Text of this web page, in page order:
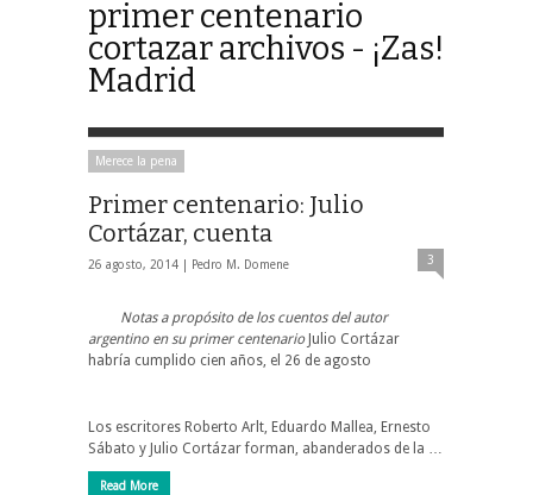
primer centenario
cortazar archivos - ¡Zas!
Madrid
Merece la pena
Primer centenario: Julio
Cortázar, cuenta
26 agosto, 2014 | Pedro M. Domene 3
Notas a propósito de los cuentos del autor
argentino en su primer centenarioJulio Cortázar
habría cumplido cien años, el 26 de agosto
Los escritores Roberto Arlt, Eduardo Mallea, Ernesto
Sábato y Julio Cortázar forman, abanderados de la …
Read More